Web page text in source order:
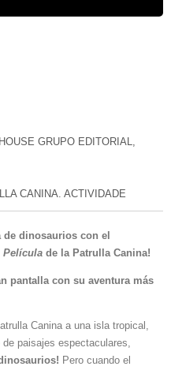
GRUPO EDITORIAL,
CANINA. ACTIVIDADE
de dinosaurios con el
Película de la Patrulla Canina!
pantalla con su aventura más
Canina a una isla tropical,
paisajes espectaculares,
Pero cuando el